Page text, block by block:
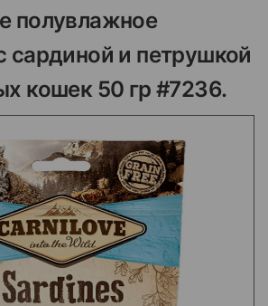
полувлажное
сардиной и петрушкой
кошек 50 гр #7236.